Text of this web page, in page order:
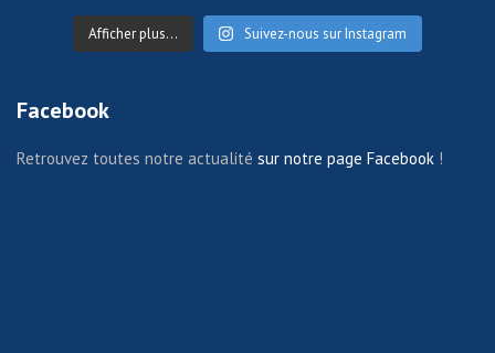
Afficher plus... Suivez-nous sur Instagram
Facebook
Retrouvez toutes notre actualité sur notre page Facebook !